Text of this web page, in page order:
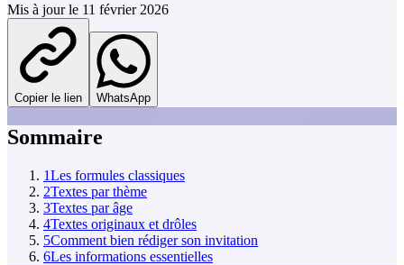
Mis à jour le 11 février 2026
Copier le lien WhatsApp
Sommaire
1Les formules classiques
2Textes par thème
3Textes par âge
4Textes originaux et drôles
5Comment bien rédiger son invitation
6Les informations essentielles